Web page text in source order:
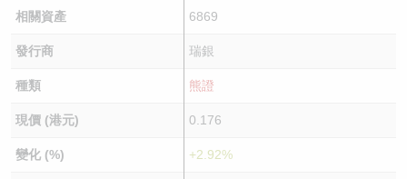
相關資產 6869
發行商 瑞銀
種類 熊證
現價 (港元) 0.176
變化 (%) +2.92%
牛熊證文件及公告 (瑞信)
收市競價變化